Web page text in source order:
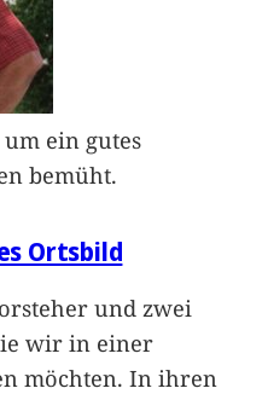
ein gutes
bemüht.
Ortsbild
und zwei
wir in einer
möchten. In ihren